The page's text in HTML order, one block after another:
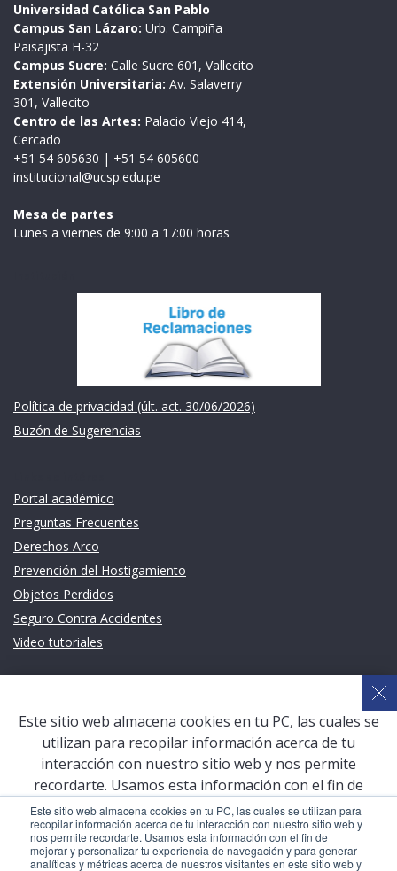
Este sitio web almacena cookies en tu PC, las cuales se utilizan para
recopilar información acerca de tu interacción con nuestro sitio web y
nos permite recordarte. Usamos esta información con el fin de
mejorar y personalizar tu experiencia de navegación y para generar
analíticas y métricas acerca de nuestros visitantes en este sitio web y
Universidad Católica San Pablo
Campus San Lázaro: Urb. Campiña
Paisajista H-32
Campus Sucre: Calle Sucre 601, Vallecito
Extensión Universitaria: Av. Salaverry
301, Vallecito
Centro de las Artes: Palacio Viejo 414,
Cercado
+51 54 605630 | +51 54 605600
institucional@ucsp.edu.pe
Mesa de partes
Lunes a viernes de 9:00 a 17:00 horas
Política de privacidad (últ. act. 30/06/2026)
Buzón de Sugerencias
Portal académico
Preguntas Frecuentes
Derechos Arco
Prevención del Hostigamiento
Objetos Perdidos
Seguro Contra Accidentes
Video tutoriales
Sistema de Gestión Académica (SGA)
Defensoría Universitaria
Terceros vinculados
San Pablo Mail
Aula Virtual Pregrado
Aula Virtual Postgrado
Este sitio web almacena cookies en tu PC, las cuales se
utilizan para recopilar información acerca de tu
interacción con nuestro sitio web y nos permite
recordarte. Usamos esta información con el fin de
mejorar y personalizar tu experiencia de navegación y
para generar analíticas y métricas acerca de nuestros
visitantes en este sitio web y otros medios de